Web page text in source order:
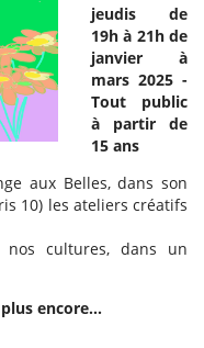
jeudis de
19h à 21h de
janvier à
mars 2025 -
Tout public
à partir de
15 ans
aux Belles, dans son
10) les ateliers créatifs
nos cultures, dans un
encore...